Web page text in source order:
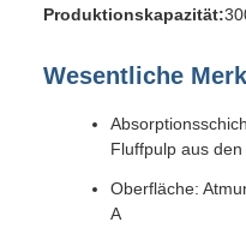
Produktionskapazität:
Wesentliche
Fluffpulp aus den
Oberfläche:
A